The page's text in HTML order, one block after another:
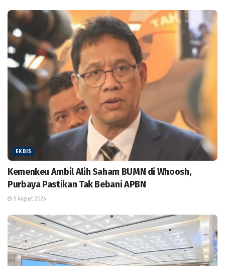
EKBIS
Kemenkeu Ambil Alih Saham BUMN di Whoosh,
Purbaya Pastikan Tak Bebani APBN
5 August 2026